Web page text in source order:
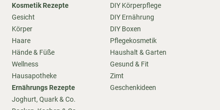
Kosmetik Rezepte
Gesicht
Körper
Haare
Hände & Füße
Wellness
Hausapotheke
Ernährungs Rezepte
Joghurt, Quark & Co.
DIY Körperpflege
DIY Ernährung
DIY Boxen
Pflegekosmetik
Haushalt & Garten
Gesund & Fit
Zimt
Geschenkideen